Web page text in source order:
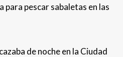
para pescar sabaletas en las
de noche en la Ciudad